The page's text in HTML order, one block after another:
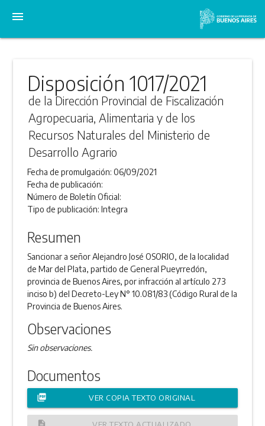
menu
Disposición 1017/2021
de la Dirección Provincial de Fiscalización
Agropecuaria, Alimentaria y de los
Recursos Naturales del Ministerio de
Desarrollo Agrario
Fecha de promulgación:06/09/2021
Fecha de publicación:
Número de Boletín Oficial:
Tipo de publicación:Integra
Resumen
Sancionar a señor Alejandro José OSORIO, de la localidad
de Mar del Plata, partido de General Pueyrredón,
provincia de Buenos Aires, por infracción al artículo 273
inciso b) del Decreto-Ley N° 10.081/83 (Código Rural de la
Provincia de Buenos Aires.
Observaciones
Sin observaciones.
Documentos
picture_as_pdf VER COPIA TEXTO ORIGINAL
description VER TEXTO ACTUALIZADO